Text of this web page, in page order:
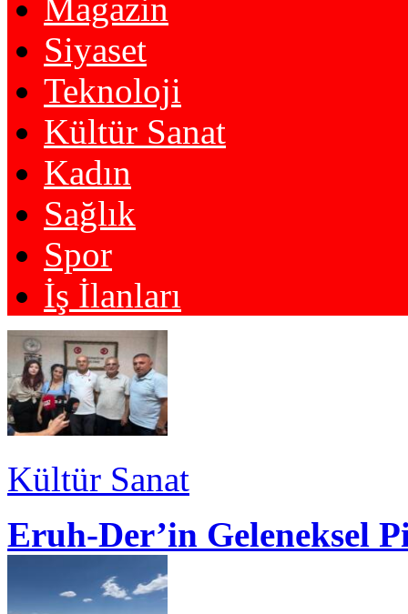
Magazin
Siyaset
Teknoloji
Kültür Sanat
Kadın
Sağlık
Spor
İş İlanları
Kültür Sanat
Eruh-Der’in Geleneksel